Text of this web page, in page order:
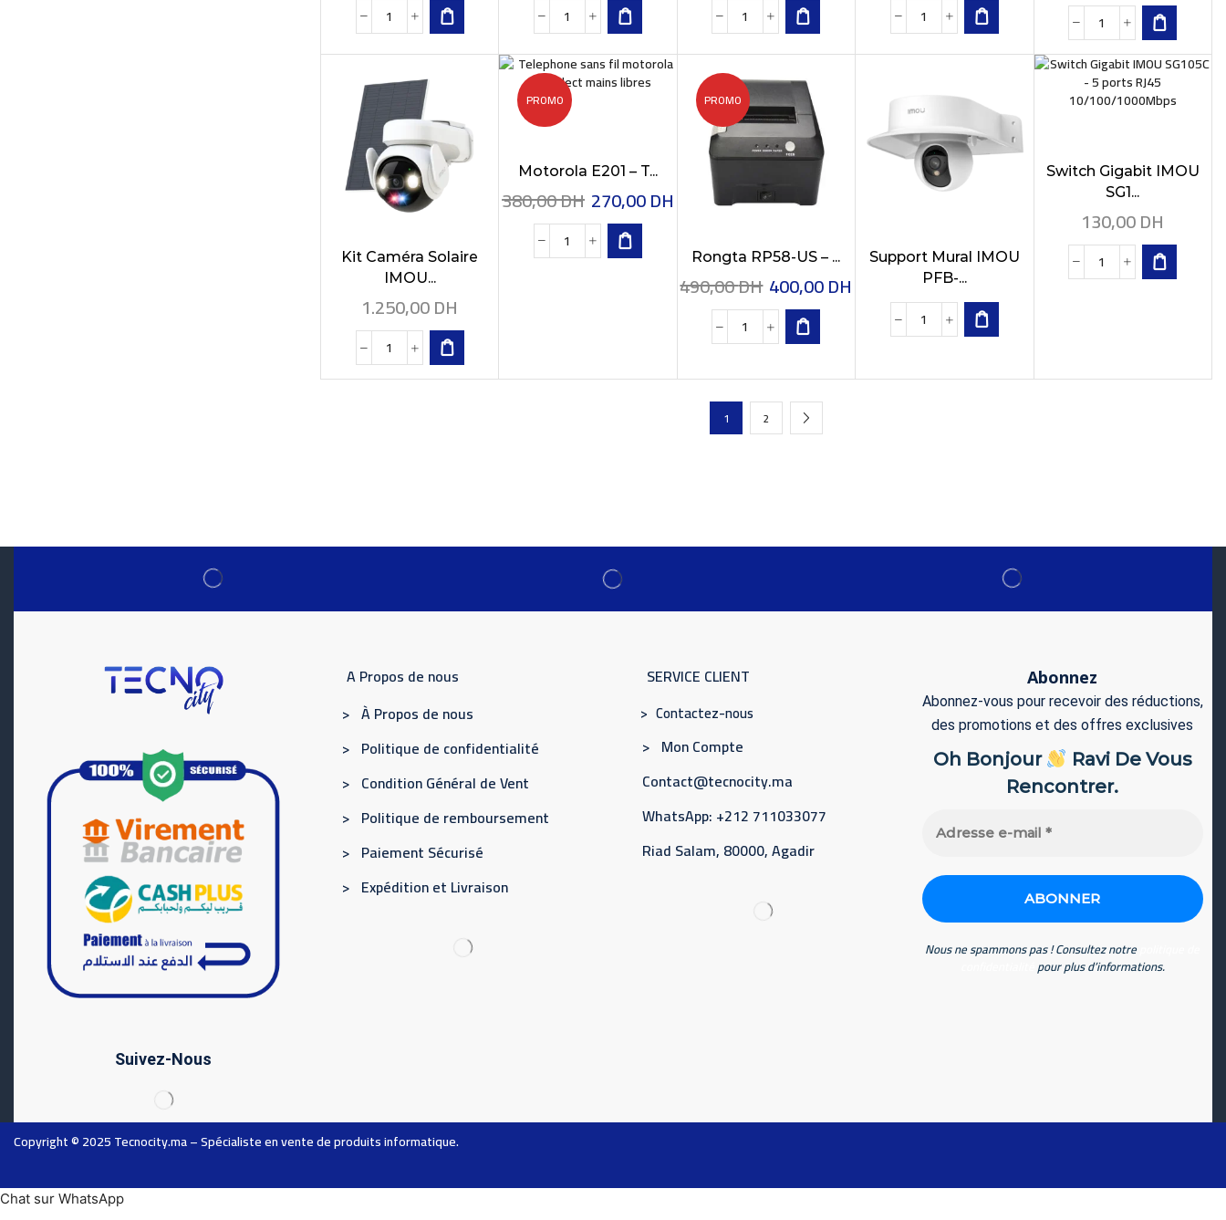
Kit Caméra Solaire
IMOU...
1.250,00DH
PROMO
Motorola E201 – T...
380,00DH 270,00DH
PROMO
Rongta RP58-US – ...
490,00DH 400,00DH
Support Mural IMOU
PFB-...
Switch Gigabit IMOU
SG1...
130,00DH
1 2
Suivez-Nous
A Propos de nous
> À Propos de nous
> Politique de confidentialité
> Condition Général de Vent
> Politique de remboursement
> Paiement Sécurisé
> Expédition et Livraison
SERVICE CLIENT
> Contactez-nous
> Mon Compte
Contact@tecnocity.ma
WhatsApp: +212 711033077
Riad Salam, 80000, Agadir
Abonnez
Abonnez-vous pour recevoir des réductions,
des promotions et des offres exclusives
Oh Bonjour
Ravi De Vous
Rencontrer.
Nous ne spammons pas ! Consultez notre
pour plus d’informations.
Copyright © 2025Tecnocity.ma– Spécialiste en vente de produits informatique.
Chat sur WhatsApp